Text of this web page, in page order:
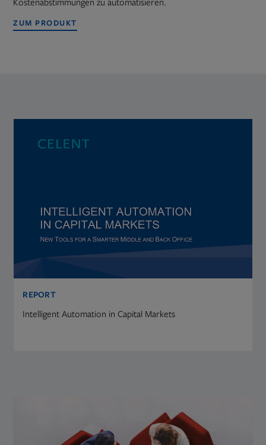
Kostenabstimmungen zu automatisieren.
ZUM PRODUKT
REPORT
Intelligent Automation in Capital Markets